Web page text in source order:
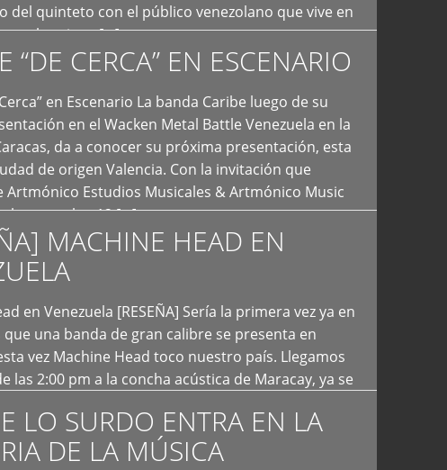
del quinteto con el público venezolano que vive en
que los sigue […]
“DE CERCA” EN ESCENARIO
en Escenario La banda Caribe luego de su
en el Wacken Metal Battle Venezuela en la
da a conocer su próxima presentación, esta
de origen Valencia. Con la invitación que
Artmónico Estudios Musicales & Artmónico Music
cumplen 12 […]
MACHINE HEAD EN
en Venezuela [RESEÑA] Sería la primera vez ya en
una banda de gran calibre se presenta en
vez Machine Head toco nuestro país. Llegamos
las 2:00 pm a la concha acústica de Maracay, ya se
LO SURDO ENTRA EN LA
DE LA MÚSICA